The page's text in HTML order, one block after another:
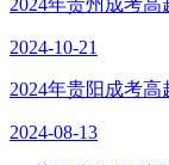
2024-10-21
2024年贵阳成考
2024-08-13